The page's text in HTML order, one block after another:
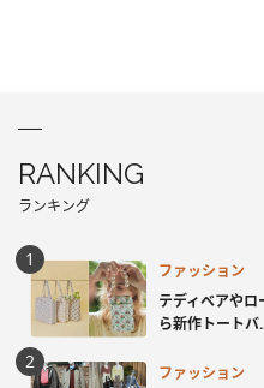
RANKING
ランキング
ファッション
テディベアや
ら新作トートバ
ファッション